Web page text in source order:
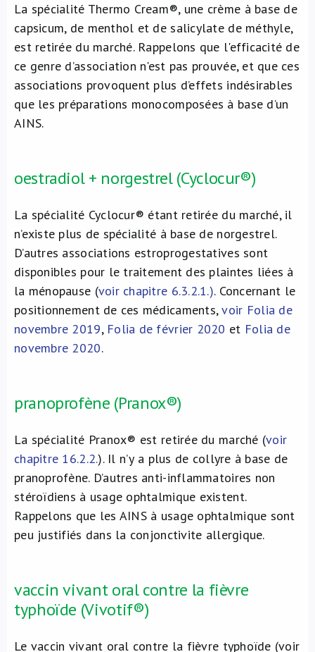
La spécialité Thermo Cream®, une crème à base de
capsicum, de menthol et de salicylate de méthyle,
est retirée du marché. Rappelons que l'efficacité de
ce genre d’association n'est pas prouvée, et que ces
associations provoquent plus d’effets indésirables
que les préparations monocomposées à base d’un
AINS.
oestradiol + norgestrel (Cyclocur®)
La spécialité Cyclocur® étant retirée du marché, il
n’existe plus de spécialité à base de norgestrel.
D’autres associations estroprogestatives sont
disponibles pour le traitement des plaintes liées à
la ménopause (voir chapitre 6.3.2.1.). Concernant le
positionnement de ces médicaments,voir Folia de
novembre 2019, Folia de février 2020 et Folia de
novembre 2020.
pranoprofène (Pranox®)
La spécialité Pranox® est retirée du marché (voir
chapitre 16.2.2.). Il n’y a plus de collyre à base de
pranoprofène. D’autres anti-inflammatoires non
stéroïdiens à usage ophtalmique existent.
Rappelons que les AINS à usage ophtalmique sont
peu justifiés dans la conjonctivite allergique.
vaccin vivant oral contre la fièvre
typhoïde (Vivotif®)
Le vaccin vivant oral contre la fièvre typhoïde (voir